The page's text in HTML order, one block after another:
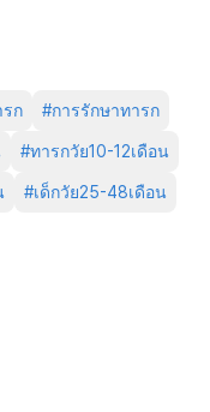
ก #การรักษาทารก
#ทารกวัย10-12เดือน
#เด็กวัย25-48เดือน